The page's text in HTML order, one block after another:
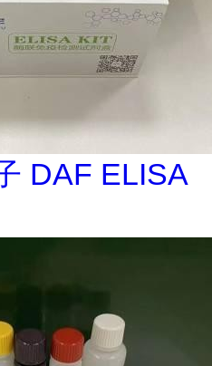
DAF ELISA